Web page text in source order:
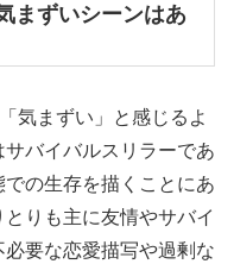
まずいシーンはあ
気まずい」と感じるよ
バイバルスリラーであ
の生存を描くことにあ
りも主に友情やサバイ
要な恋愛描写や過剰な